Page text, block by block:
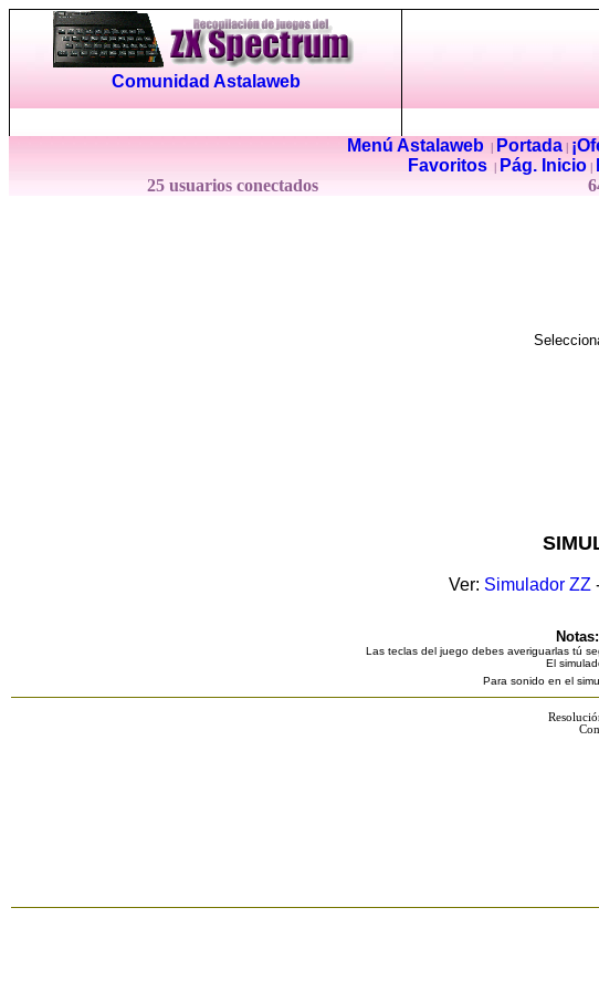
Comunidad Astalaweb
Menú Astalaweb| Portada|
Favoritos
Pág. Inicio
25 usuarios conectados
Ver: Simulador ZZ
Notas:
Las teclas del juego debes averiguarlas tú
El
Para sonido en el